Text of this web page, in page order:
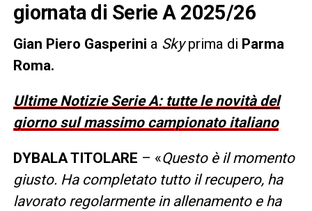
giornata di Serie A 2025/26
Gian Piero Gasperini a Skyprima di Parma
Roma.
Ultime Notizie Serie A: tutte le novità del
giorno sul massimo campionato italiano
DYBALA TITOLARE – «Questo è il momento
giusto. Ha completato tutto il recupero, ha
lavorato regolarmente in allenamento e ha